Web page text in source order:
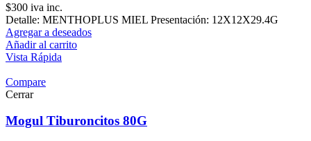
$300 iva inc.
Detalle: MENTHOPLUS MIEL Presentación: 12X12X29.4G
Agregar a deseados
Añadir al carrito
Vista Rápida
Compare
Cerrar
Mogul Tiburoncitos 80G